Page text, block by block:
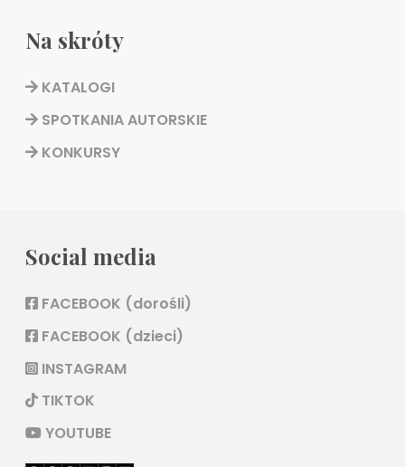
Na skróty
KATALOGI
SPOTKANIA AUTORSKIE
KONKURSY
Social media
FACEBOOK (dorośli)
FACEBOOK (dzieci)
INSTAGRAM
TIKTOK
YOUTUBE